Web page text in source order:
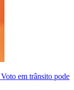
em trânsito pode